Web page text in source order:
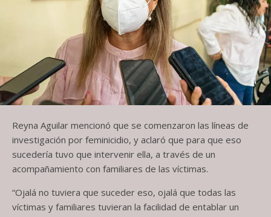
Reyna Aguilar mencionó que se comenzaron las líneas de
investigación por feminicidio, y aclaró que para que eso
sucedería tuvo que intervenir ella, a través de un
acompañamiento con familiares de las víctimas.
“Ojalá no tuviera que suceder eso, ojalá que todas las
víctimas y familiares tuvieran la facilidad de entablar un